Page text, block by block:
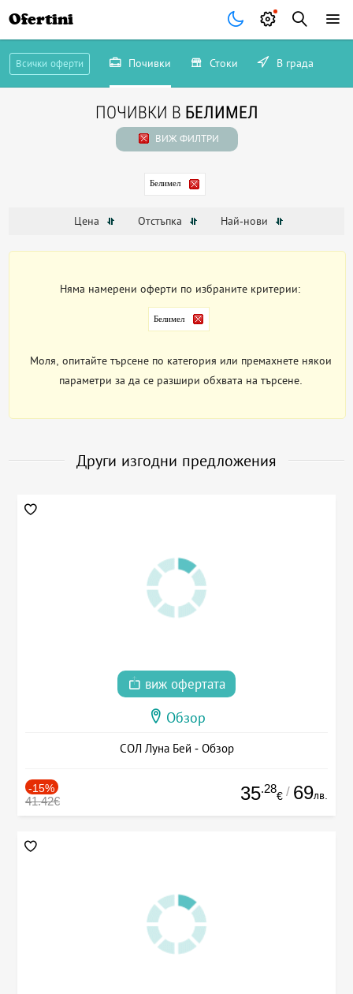
Ofertini
Всички оферти Почивки Стоки В града
ПОЧИВКИ В БЕЛИМЕЛ
ВИЖ ФИЛТРИ
Белимел
Цена Отстъпка Най-нови
Няма намерени оферти по избраните критерии:
Белимел
Моля, опитайте търсене по категория или премахнете някои
параметри за да се разшири обхвата на търсене.
Други изгодни предложения
виж офертата
Обзор
СОЛ Луна Бей - Обзор
-15%
41.42€ 35.28
€ / 69лв.